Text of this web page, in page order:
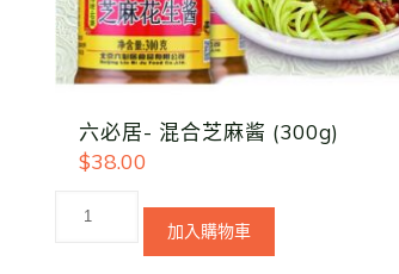
六必居- 混合芝麻酱 (300g)
$38.00
加入購物車